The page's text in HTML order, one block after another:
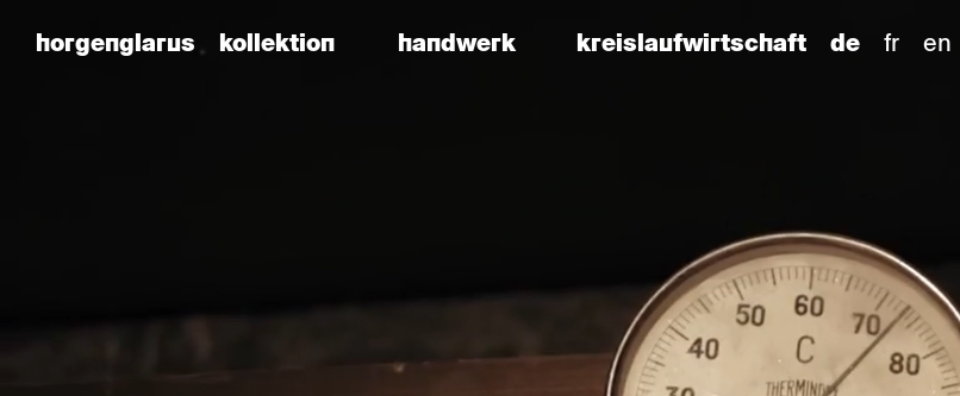
horgenglarus kollektion handwerk kreislaufwirtschaft de fr en
ag